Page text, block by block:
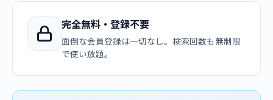
完全無料・登録不要
面倒な会員登録は一切なし。検索回数も無制限
で使い放題。